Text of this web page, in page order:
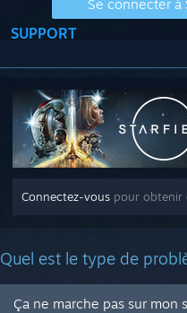
SUPPORT
Se connecter à
Connectez-vous pour obtenir
Quel est le type de
Ça ne marche pas sur